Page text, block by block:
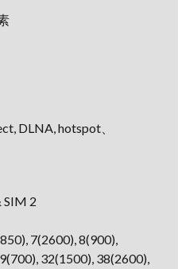
DLNA, hotspot、
SIM 2
7(2600), 8(900),
32(1500), 38(2600),